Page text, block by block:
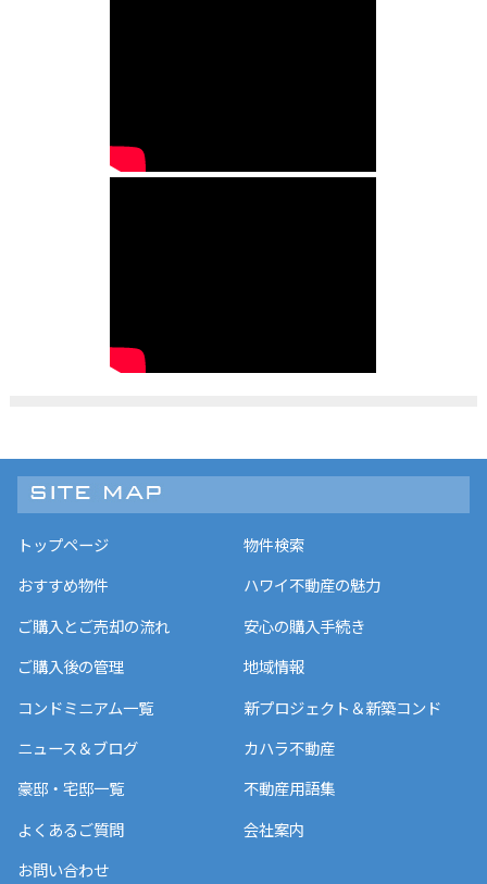
トップページ
物件検索
おすすめ物件
ハワイ不動産の魅力
ご購入とご売却の流れ
安心の購入手続き
ご購入後の管理
地域情報
コンドミニアム一覧
新プロジェクト＆新築コンド
ニュース＆ブログ
カハラ不動産
豪邸・宅邸一覧
不動産用語集
よくあるご質問
会社案内
お問い合わせ